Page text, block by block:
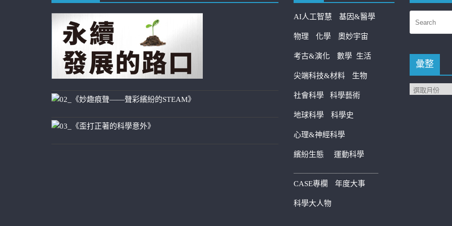
AI人工智慧 基因&醫學
物理 化學 奧妙宇宙
考古&演化 數學 生活
尖端科技&材料 生物
社會科學 科學藝術
地球科學 科學史
心理&神經科學
繽紛生態 運動科學
————————————
CASE專欄 年度大事
科學大人物
彙整